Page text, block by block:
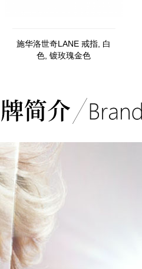
施华洛世奇LANE 戒指, 白
色, 镀玫瑰金色